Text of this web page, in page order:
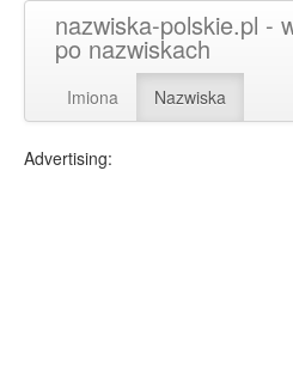
nazwiska-polskie.pl -
po nazwiskach
Imiona Nazwiska
Advertising: